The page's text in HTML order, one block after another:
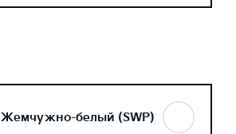
Жемчужно-белый (SWP)